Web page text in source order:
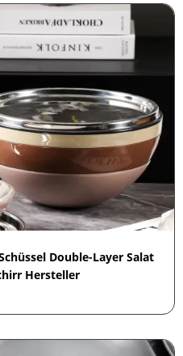
Double-Layer Salat
Hersteller